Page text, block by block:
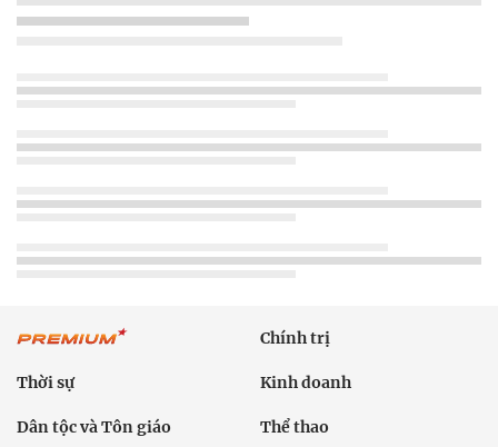
Chính trị
Thời sự Kinh doanh
Dân tộc và Tôn giáo Thể thao